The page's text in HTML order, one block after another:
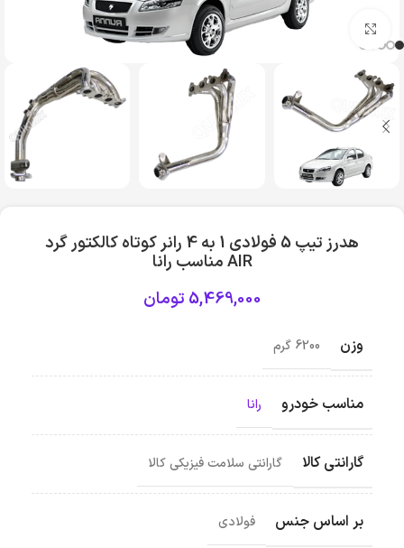
بزرگنمایی تصویر
هدرز تیپ 5 فولادی 1 به 4 رانر کوتاه کالکتور گرد
AIR مناسب رانا
5,469,000 تومان
وزن 6200 گرم
مناسب خودرو رانا
گارانتی کالا گارانتی سلامت فیزیکی کالا
بر اساس جنس فولادی